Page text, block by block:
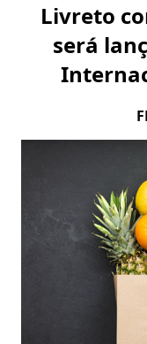
Livreto
será